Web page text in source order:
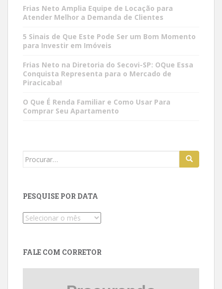
Frias Neto Amplia Equipe de Locação para
Atender Melhor a Demanda de Clientes
5 Sinais de Que Este Pode Ser um Bom Momento
para Investir em Imóveis
Frias Neto na Diretoria do Secovi-SP: OQue Essa
Conquista Representa para o Mercado de
Piracicaba!
O Que É Renda Familiar e Como Usar Para
Comprar Seu Apartamento
Search
PESQUISE POR DATA
Pesquise
FALE COM CORRETOR